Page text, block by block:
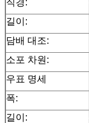
길이:
담배 대조:
소포 차원:
우표 명세
폭:
길이: